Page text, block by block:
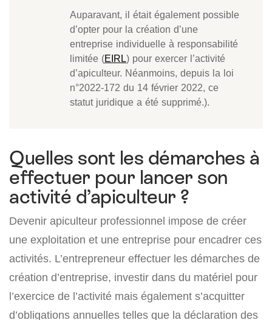
Auparavant, il était également possible
d’opter pour la création d’une
entreprise individuelle à responsabilité
limitée (EIRL) pour exercer l’activité
d’apiculteur. Néanmoins, depuis la loi
n°2022-172 du 14 février 2022, ce
statut juridique a été supprimé.).
Quelles sont les démarches à
effectuer pour lancer son
activité d’apiculteur ?
Devenir apiculteur professionnel impose de créer
une exploitation et une entreprise pour encadrer ces
activités. L’entrepreneur effectuer les démarches de
création d’entreprise, investir dans du matériel pour
l’exercice de l’activité mais également s’acquitter
d’obligations annuelles telles que la déclaration des